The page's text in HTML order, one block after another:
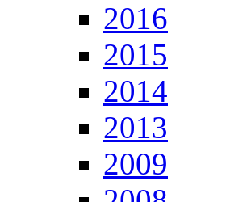
2016
2015
2014
2013
2009